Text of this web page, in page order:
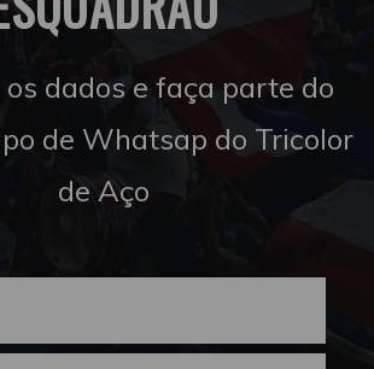
os dados e faça parte do
de Whatsap do Tricolor
de Aço